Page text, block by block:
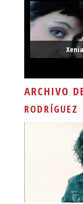
ARCHIVO
RODRÍGUEZ